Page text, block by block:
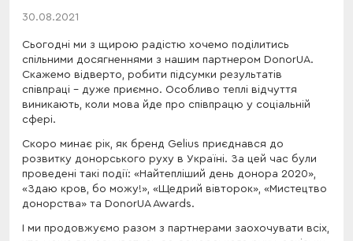
30.08.2021
Сьогодні ми з щирою радістю хочемо поділитись
спільними досягненнями з нашим партнером DonorUA.
Скажемо відверто, робити підсумки результатів
співпраці - дуже приємно. Особливо теплі відчуття
виникають, коли мова йде про співпрацю у соціальній
сфері.
Скоро минає рік, як бренд Gelius приєднався до
розвитку донорського руху в Україні. За цей час були
проведені такі події: «Найтепліший день донора 2020»,
«Здаю кров, бо можу!», «Щедрий вівторок», «Мистецтво
донорства» та DonorUA Awards.
І ми продовжуємо разом з партнерами заохочувати всіх,